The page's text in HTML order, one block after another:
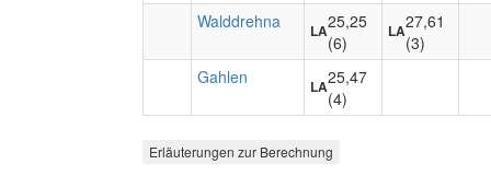
Walddrehna
LA25,25
(6)
LA27,61
(3)
Gahlen
LA25,47
(4)
Erläuterungen zur Berechnung